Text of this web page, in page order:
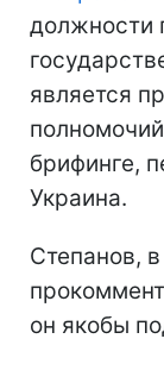
должности
является
брифинге,
Украина.
Степанов,
он якобы